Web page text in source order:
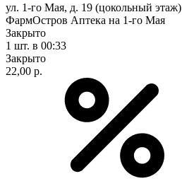
ул. 1-го Мая, д. 19 (цокольный этаж)
ФармОстров Аптека на 1-го Мая
Закрыто
1 шт. в 00:33
Закрыто
22,00 р.